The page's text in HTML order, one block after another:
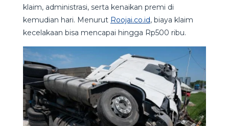
klaim, administrasi, serta kenaikan premi di
kemudian hari. Menurut Roojai.co.id, biaya klaim
kecelakaan bisa mencapai hingga Rp500 ribu.